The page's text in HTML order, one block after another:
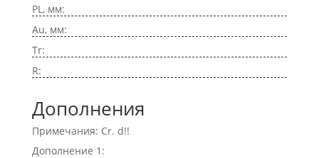
PL, мм:
Au, мм:
Tr:
R:
Дополнения
Примечания: Cr. d!!
Дополнение 1: